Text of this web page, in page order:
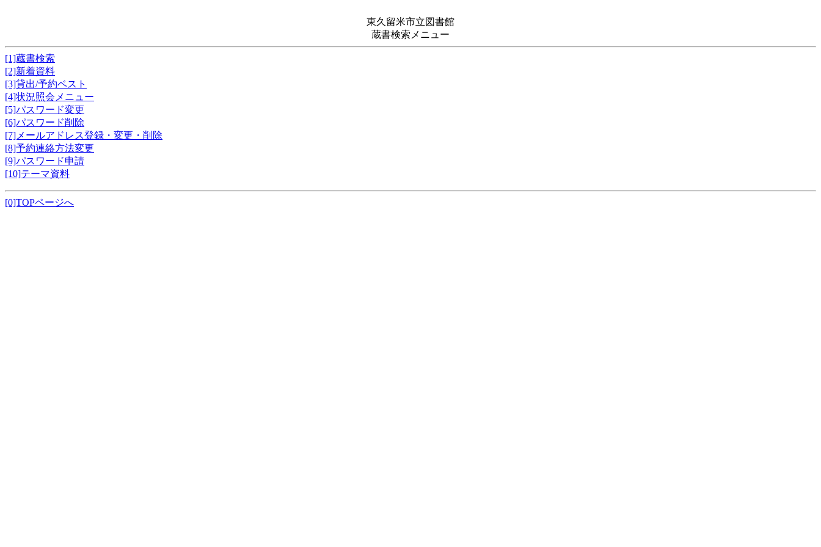
東久留米市立図書館
蔵書検索メニュー
[1]蔵書検索
[2]新着資料
[3]貸出/予約ベスト
[4]状況照会メニュー
[5]パスワード変更
[6]パスワード削除
[7]メールアドレス登録・変更・削除
[8]予約連絡方法変更
[9]パスワード申請
[10]テーマ資料
[0]TOPページへ